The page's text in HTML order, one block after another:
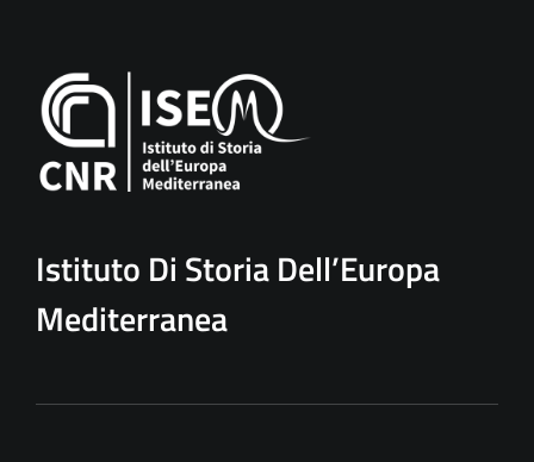
Istituto Di Storia Dell’Europa
Mediterranea